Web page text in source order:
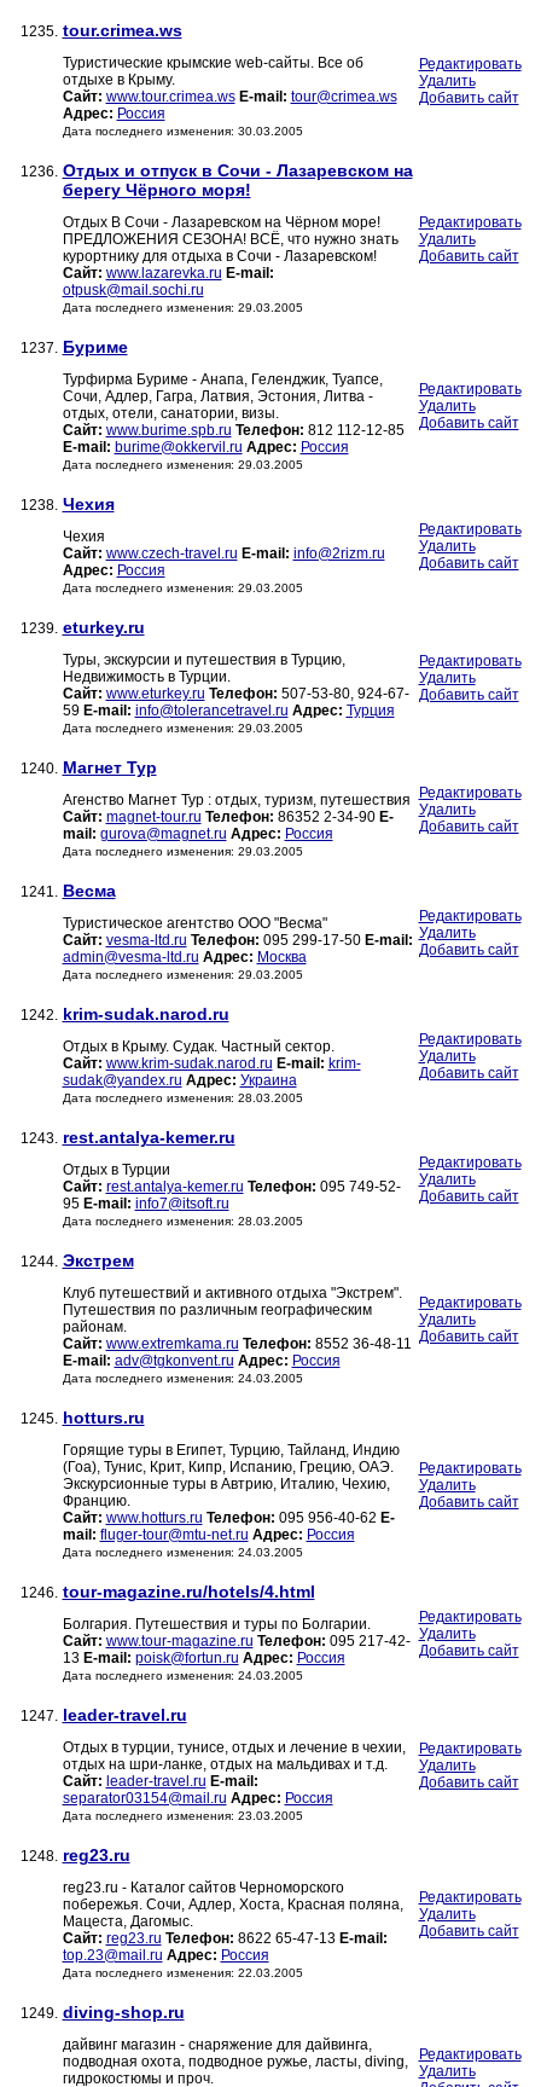
1235. tour.crimea.ws
Туристические крымские web-сайты. Все об
отдыхе в Крыму.
Сайт: www.tour.crimea.ws E-mail: tour@crimea.ws
Адрес: Россия
Дата последнего изменения: 30.03.2005
Редактировать
Удалить
Добавить сайт
1236. Отдых и отпуск в Сочи - Лазаревском на
берегу Чёрного моря!
Отдых В Сочи - Лазаревском на Чёрном море!
ПРЕДЛОЖЕНИЯ СЕЗОНА! ВСЁ, что нужно знать
курортнику для отдыха в Сочи - Лазаревском!
Сайт: www.lazarevka.ru E-mail:
otpusk@mail.sochi.ru
Дата последнего изменения: 29.03.2005
Редактировать
Удалить
Добавить сайт
1237. Буриме
Турфирма Буриме - Анапа, Геленджик, Туапсе,
Сочи, Адлер, Гагра, Латвия, Эстония, Литва -
отдых, отели, санатории, визы.
Сайт: www.burime.spb.ru Телефон: 812 112-12-85
E-mail: burime@okkervil.ru Адрес: Россия
Дата последнего изменения: 29.03.2005
Редактировать
Удалить
Добавить сайт
1238. Чехия
Чехия
Сайт: www.czech-travel.ru E-mail: info@2rizm.ru
Адрес: Россия
Дата последнего изменения: 29.03.2005
Редактировать
Удалить
Добавить сайт
1239. eturkey.ru
Туры, экскурсии и путешествия в Турцию,
Недвижимость в Турции.
Сайт: www.eturkey.ru Телефон: 507-53-80, 924-67-
59 E-mail: info@tolerancetravel.ru Адрес: Турция
Дата последнего изменения: 29.03.2005
Редактировать
Удалить
Добавить сайт
1240. Магнет Тур
Агенство Магнет Тур : отдых, туризм, путешествия
Сайт: magnet-tour.ru Телефон: 86352 2-34-90 E-
mail: gurova@magnet.ru Адрес: Россия
Дата последнего изменения: 29.03.2005
Редактировать
Удалить
Добавить сайт
1241. Весма
Туристическое агентство ООО "Весма"
Сайт: vesma-ltd.ru Телефон: 095 299-17-50 E-mail:
admin@vesma-ltd.ru Адрес: Москва
Дата последнего изменения: 29.03.2005
Редактировать
Удалить
Добавить сайт
1242. krim-sudak.narod.ru
Отдых в Крыму. Судак. Частный сектор.
Сайт: www.krim-sudak.narod.ru E-mail: krim-
sudak@yandex.ru Адрес: Украина
Дата последнего изменения: 28.03.2005
Редактировать
Удалить
Добавить сайт
1243. rest.antalya-kemer.ru
Отдых в Турции
Сайт: rest.antalya-kemer.ru Телефон: 095 749-52-
95 E-mail: info7@itsoft.ru
Дата последнего изменения: 28.03.2005
Редактировать
Удалить
Добавить сайт
1244. Экстрем
Клуб путешествий и активного отдыха "Экстрем".
Путешествия по различным географическим
районам.
Сайт: www.extremkama.ru Телефон: 8552 36-48-11
E-mail: adv@tgkonvent.ru Адрес: Россия
Дата последнего изменения: 24.03.2005
Редактировать
Удалить
Добавить сайт
1245. hotturs.ru
Горящие туры в Египет, Турцию, Тайланд, Индию
(Гоа), Тунис, Крит, Кипр, Испанию, Грецию, ОАЭ.
Экскурсионные туры в Автрию, Италию, Чехию,
Францию.
Сайт: www.hotturs.ru Телефон: 095 956-40-62 E-
mail: fluger-tour@mtu-net.ru Адрес: Россия
Дата последнего изменения: 24.03.2005
Редактировать
Удалить
Добавить сайт
1246. tour-magazine.ru/hotels/4.html
Болгария. Путешествия и туры по Болгарии.
Сайт: www.tour-magazine.ru Телефон: 095 217-42-
13 E-mail: poisk@fortun.ru Адрес: Россия
Дата последнего изменения: 24.03.2005
Редактировать
Удалить
Добавить сайт
1247. leader-travel.ru
Отдых в турции, тунисе, отдых и лечение в чехии,
отдых на шри-ланке, отдых на мальдивах и т.д.
Сайт: leader-travel.ru E-mail:
separator03154@mail.ru Адрес: Россия
Дата последнего изменения: 23.03.2005
Редактировать
Удалить
Добавить сайт
1248. reg23.ru
reg23.ru - Каталог сайтов Черноморского
побережья. Сочи, Адлер, Хоста, Красная поляна,
Мацеста, Дагомыс.
Сайт: reg23.ru Телефон: 8622 65-47-13 E-mail:
top.23@mail.ru Адрес: Россия
Дата последнего изменения: 22.03.2005
Редактировать
Удалить
Добавить сайт
1249. diving-shop.ru
дайвинг магазин - снаряжение для дайвинга,
подводная охота, подводное ружье, ласты, diving,
гидрокостюмы и проч.
Редактировать
Удалить